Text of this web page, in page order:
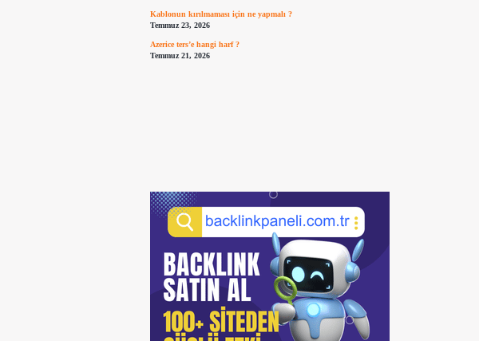
Kablonun kırılmaması için ne yapmalı ?
Temmuz 23, 2026
Azerice ters’e hangi harf ?
Temmuz 21, 2026